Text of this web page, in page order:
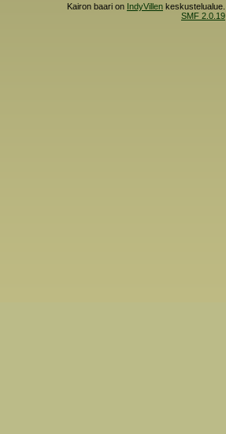
Kairon baari on IndyVillen
SMF 2.0.19